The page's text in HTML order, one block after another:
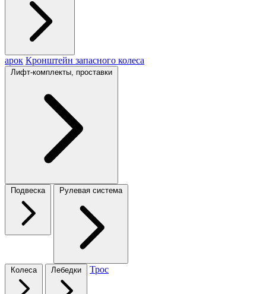
арок Кронштейн запасного колеса
Лифт-комплекты, проставки
Подвеска Рулевая система
Колеса Лебедки Трос